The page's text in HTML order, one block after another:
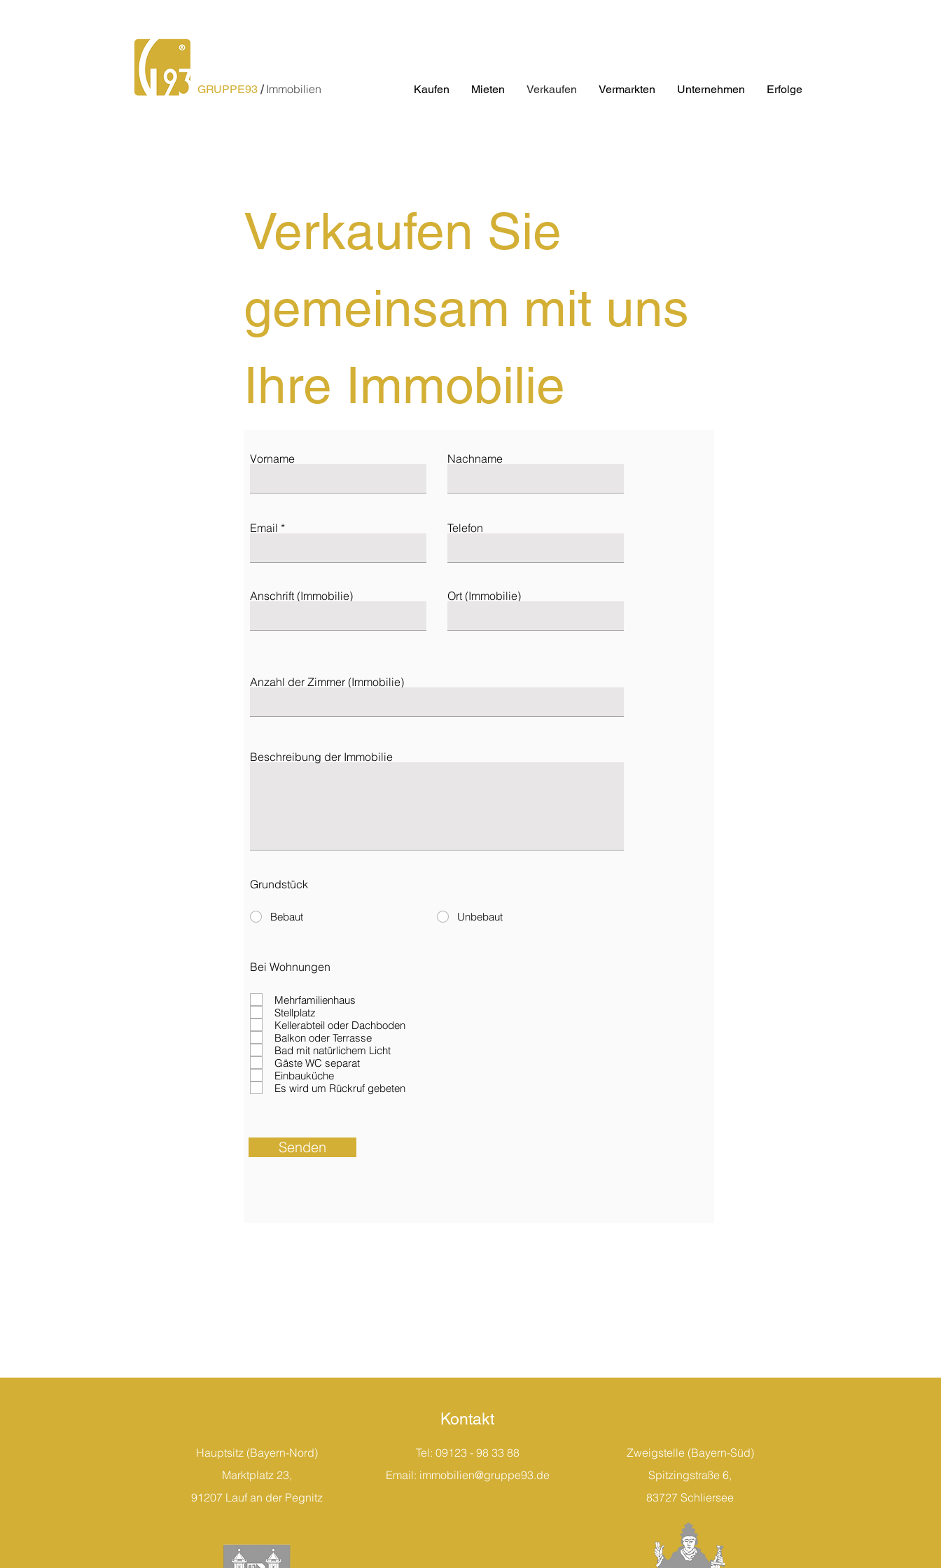
GRUPPE93 /Immobilien Kaufen Mieten Verkaufen Vermarkten Unternehmen Erfolge
Verkaufen Sie
gemeinsam mit uns
Ihre Immobilie
Vorname Nachname
Email Telefon
Anschrift (Immobilie) Ort (Immobilie)
Anzahl der Zimmer (Immobilie)
Beschreibung der Immobilie
Grundstück
Bebaut Unbebaut
Bei Wohnungen
Mehrfamilienhaus
Stellplatz
Kellerabteil oder Dachboden
Balkon oder Terrasse
Bad mit natürlichem Licht
Gäste WC separat
Einbauküche
Es wird um Rückruf gebeten
Senden
Kontakt
Hauptsitz (Bayern-Nord)
Marktplatz 23,
91207 Lauf an der Pegnitz
Tel: 09123 - 98 33 88
Email: immobilien@gruppe93.de
Zweigstelle (Bayern-Süd)
Spitzingstraße 6,
83727 Schliersee